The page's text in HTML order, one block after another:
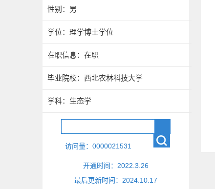
性别：男
学位：理学博士学位
在职信息：在职
毕业院校：西北农林科技大学
学科：生态学
访问量： 0000021531
开通时间： 2022 3 26
最后更新时间： 2024 10 17